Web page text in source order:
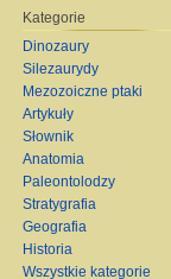
Kategorie
Dinozaury
Silezaurydy
Mezozoiczne ptaki
Artykuły
Słownik
Anatomia
Paleontolodzy
Stratygrafia
Geografia
Historia
Wszystkie kategorie